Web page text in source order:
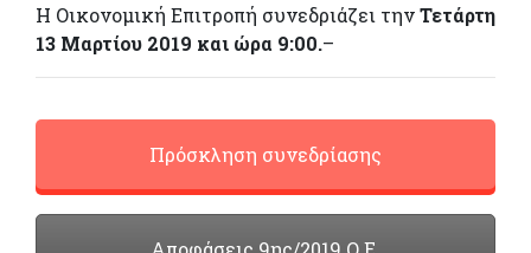
Η Οικονομική Επιτροπή συνεδριάζει τηνΤετάρτη
13 Μαρτίου 2019 και ώρα 9:00.–
Πρόσκληση συνεδρίασης